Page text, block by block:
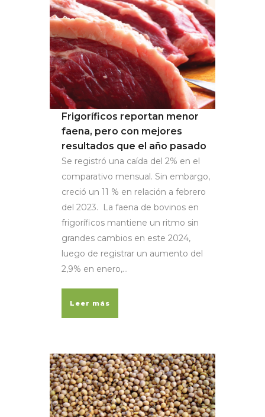
Frigoríficos reportan menor
faena, pero con mejores
resultados que el año pasado
Se registró una caída del 2% en el
comparativo mensual. Sin embargo,
creció un 11 % en relación a febrero
del 2023. La faena de bovinos en
frigoríficos mantiene un ritmo sin
grandes cambios en este 2024,
luego de registrar un aumento del
2,9% en enero,...
Leer más